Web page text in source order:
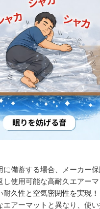
備蓄する場合、メーカー
使用可能な高耐久エアー
耐久性と空気密閉性を実現！
アーマットと異なり、使